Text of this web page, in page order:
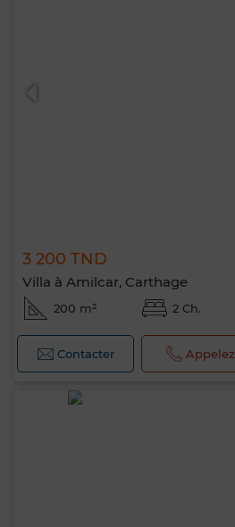
3 200 TND
Villa à Amilcar, Carthage
200 m² 2 Ch.
Contacter Appelez